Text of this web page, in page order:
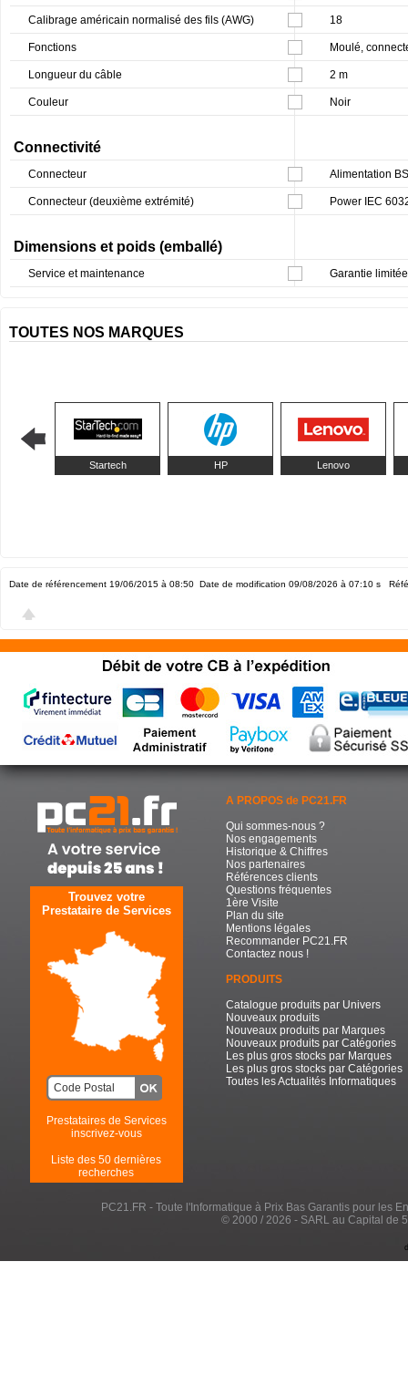
Calibrage américain normalisé des fils (AWG) 18
Fonctions Moulé,
Longueur du câble 2 m
Couleur Noir
Connectivité
Connecteur Alimentation
Connecteur (deuxième extrémité) Power IEC
Dimensions et poids (emballé)
Service et maintenance Garantie
TOUTES NOS MARQUES
Startech HP Lenovo
Date de référencement 19/06/2015 à 08:50 Date de modification 09/08/2026 à 07:10 s
Trouvez votre
Prestataire de Services
Prestataires de Services
inscrivez-vous
Liste des 50 dernières
recherches
A PROPOS de PC21.FR
Qui sommes-nous ?
Nos engagements
Historique & Chiffres
Nos partenaires
Références clients
Questions fréquentes
1ère Visite
Plan du site
Mentions légales
Recommander PC21.FR
Contactez nous !
PRODUITS
Catalogue produits par Univers
Nouveaux produits
Nouveaux produits par Marques
Nouveaux produits par Catégories
Les plus gros stocks par Marques
Les plus gros stocks par Catégories
Toutes les Actualités Informatiques
PC21.FR - Toute l'Informatique à Prix Bas Garantis pour les
© 2000 / 2026 - SARL au Capital de